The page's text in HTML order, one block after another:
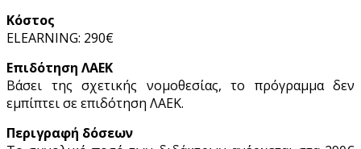
Κόστος
ELEARNING: 290€
Επιδότηση ΛΑΕΚ
Βάσει της σχετικής νομοθεσίας, το πρόγραμμα δεν
εμπίπτει σε επιδότηση ΛΑΕΚ.
Περιγραφή δόσεων